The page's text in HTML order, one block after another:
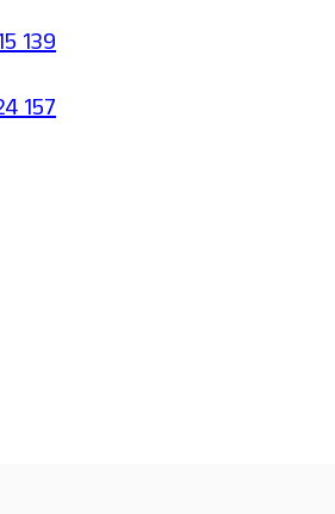
139
157